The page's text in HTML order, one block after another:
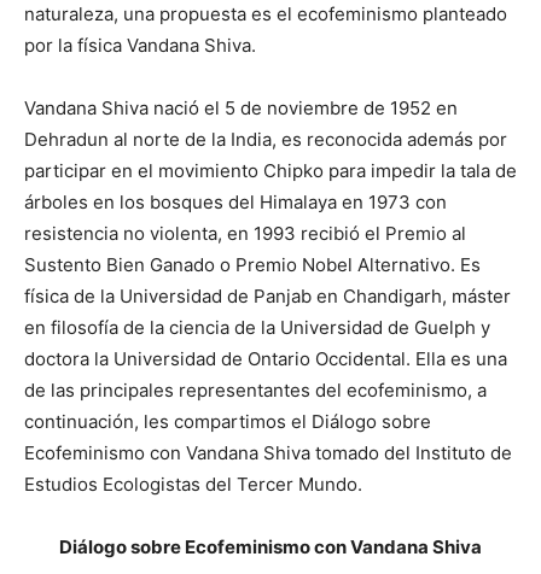
naturaleza, una propuesta es el ecofeminismo planteado
por la física Vandana Shiva.
Vandana Shiva nació el 5 de noviembre de 1952 en
Dehradun al norte de la India, es reconocida además por
participar en el movimiento Chipko para impedir la tala de
árboles en los bosques del Himalaya en 1973 con
resistencia no violenta, en 1993 recibió el Premio al
Sustento Bien Ganado o Premio Nobel Alternativo. Es
física de la Universidad de Panjab en Chandigarh, máster
en filosofía de la ciencia de la Universidad de Guelph y
doctora la Universidad de Ontario Occidental. Ella es una
de las principales representantes del ecofeminismo, a
continuación, les compartimos el Diálogo sobre
Ecofeminismo con Vandana Shiva tomado del Instituto de
Estudios Ecologistas del Tercer Mundo.
Diálogo sobre Ecofeminismo con Vandana Shiva